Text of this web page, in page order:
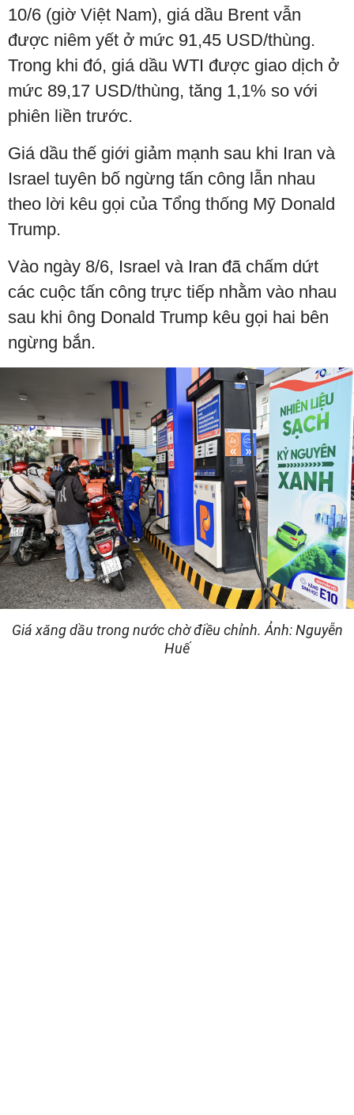
10/6 (giờ Việt Nam), giá dầu Brent vẫn
được niêm yết ở mức 91,45 USD/thùng.
Trong khi đó, giá dầu WTI được giao dịch ở
mức 89,17 USD/thùng, tăng 1,1% so với
phiên liền trước.
Giá dầu thế giới giảm mạnh sau khi Iran và
Israel tuyên bố ngừng tấn công lẫn nhau
theo lời kêu gọi của Tổng thống Mỹ Donald
Trump.
Vào ngày 8/6, Israel và Iran đã chấm dứt
các cuộc tấn công trực tiếp nhằm vào nhau
sau khi ông Donald Trump kêu gọi hai bên
ngừng bắn.
Giá xăng dầu trong nước chờ điều chỉnh. Ảnh: Nguyễn
Huế